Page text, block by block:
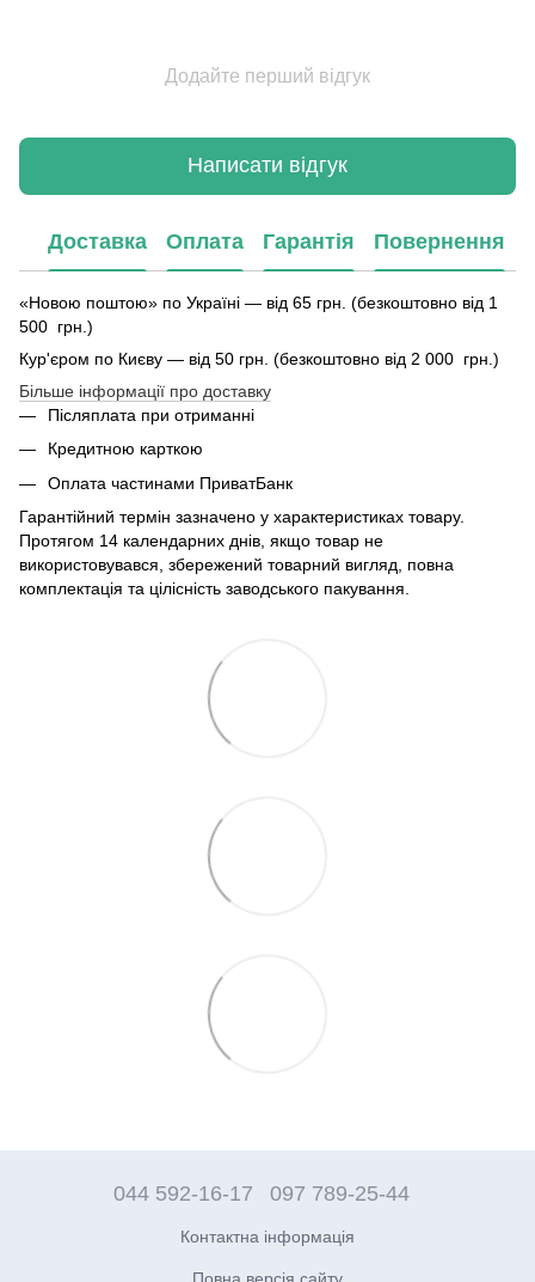
Додайте перший відгук
Написати відгук
Доставка Оплата Гарантія Повернення
«Новою поштою» по Україні — від 65 грн. (безкоштовно від 1
500 грн.)
Кур'єром по Києву — від 50 грн. (безкоштовно від 2 000 грн.)
Більше інформації про доставку
Післяплата при отриманні
Кредитною карткою
Оплата частинами ПриватБанк
Гарантійний термін зазначено у характеристиках товару.
Протягом 14 календарних днів, якщо товар не
використовувався, збережений товарний вигляд, повна
комплектація та цілісність заводського пакування.
044 592-16-17 097 789-25-44
Контактна інформація